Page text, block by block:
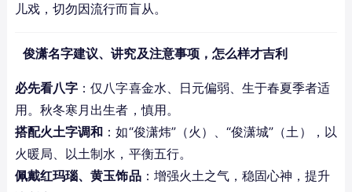
儿戏，切勿因流行而盲从。
俊潇名字建议、讲究及注意事项，怎么样才吉利
必先看八字 ：仅八字喜金水、日元偏弱、生于春夏季者适
用。秋冬寒月出生者，慎用。
搭配火土字调和 ：如“俊潇炜”（火）、“俊潇城”（土），以
火暖局、以土制水，平衡五行。
佩戴红玛瑙、黄玉饰品：增强火土之气，稳固心神，提升